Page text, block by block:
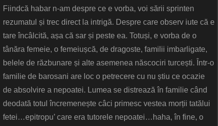
Fiindcă habar n-am despre ce e vorba, voi sării sprinten
rezumatul și trec direct la intrigă. Despre care observ iute că e
tare încâlcită, așa că sar și peste ea. Totuși, e vorba de o
tânăra femeie, o femeiușcă, de dragoste, familii imbarligate,
belele de răzbunare și alte asemenea născociri turcești. Într-o
familie de barosani are loc o petrecere cu nu știu ce ocazie
de absolvire a nepoatei. Lumea se distrează în familie când
deodată totul încremenește câci primesc vestea morții tatălui
fetei…epitropu’ care era tutorele nepoatei…haha, în fine, o